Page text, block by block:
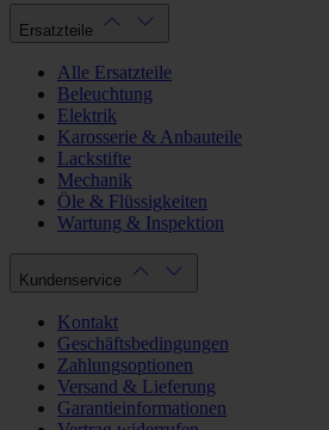
Ersatzteile
Alle Ersatzteile
Beleuchtung
Elektrik
Karosserie & Anbauteile
Lackstifte
Mechanik
Öle & Flüssigkeiten
Wartung & Inspektion
Kundenservice
Kontakt
Geschäftsbedingungen
Zahlungsoptionen
Versand & Lieferung
Garantieinformationen